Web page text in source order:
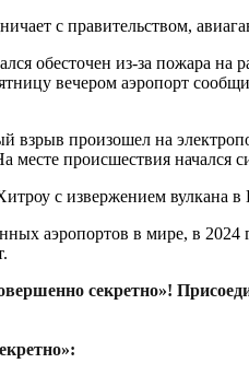
с правительством,
обесточен из-за пожара
вечером аэропорт
взрыв произошел на
месте происшествия начался
с извержением вулкана в
аэропортов в мире, в
секретно»!